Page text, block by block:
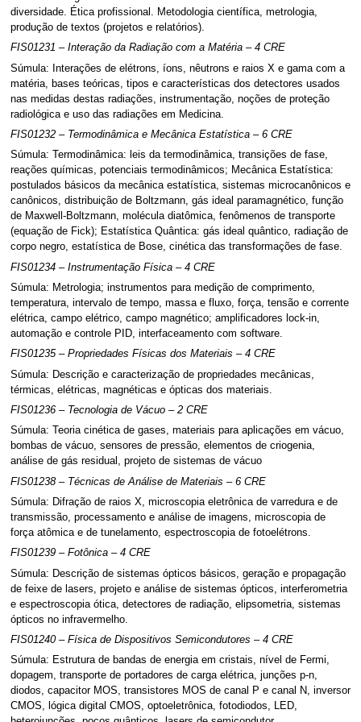
diversidade. Ética profissional. Metodologia científica, metrologia,
produção de textos (projetos e relatórios).
FIS01231 – Interação da Radiação com a Matéria – 4 CRE
Súmula: Interações de elétrons, íons, nêutrons e raios X e gama com a
matéria, bases teóricas, tipos e características dos detectores usados
nas medidas destas radiações, instrumentação, noções de proteção
radiológica e uso das radiações em Medicina.
FIS01232 – Termodinâmica e Mecânica Estatística – 6 CRE
Súmula: Termodinâmica: leis da termodinâmica, transições de fase,
reações químicas, potenciais termodinâmicos; Mecânica Estatística:
postulados básicos da mecânica estatística, sistemas microcanônicos e
canônicos, distribuição de Boltzmann, gás ideal paramagnético, função
de Maxwell-Boltzmann, molécula diatômica, fenômenos de transporte
(equação de Fick); Estatística Quântica: gás ideal quântico, radiação de
corpo negro, estatística de Bose, cinética das transformações de fase.
FIS01234 – Instrumentação Física – 4 CRE
Súmula: Metrologia; instrumentos para medição de comprimento,
temperatura, intervalo de tempo, massa e fluxo, força, tensão e corrente
elétrica, campo elétrico, campo magnético; amplificadores lock-in,
automação e controle PID, interfaceamento com software.
FIS01235 – Propriedades Físicas dos Materiais – 4 CRE
Súmula: Descrição e caracterização de propriedades mecânicas,
térmicas, elétricas, magnéticas e ópticas dos materiais.
FIS01236 – Tecnologia de Vácuo – 2 CRE
Súmula: Teoria cinética de gases, materiais para aplicações em vácuo,
bombas de vácuo, sensores de pressão, elementos de criogenia,
análise de gás residual, projeto de sistemas de vácuo
FIS01238 – Técnicas de Análise de Materiais – 6 CRE
Súmula: Difração de raios X, microscopia eletrônica de varredura e de
transmissão, processamento e análise de imagens, microscopia de
força atômica e de tunelamento, espectroscopia de fotoelétrons.
FIS01239 – Fotônica – 4 CRE
Súmula: Descrição de sistemas ópticos básicos, geração e propagação
de feixe de lasers, projeto e análise de sistemas ópticos, interferometria
e espectroscopia ótica, detectores de radiação, elipsometria, sistemas
ópticos no infravermelho.
FIS01240 – Física de Dispositivos Semicondutores – 4 CRE
Súmula: Estrutura de bandas de energia em cristais, nível de Fermi,
dopagem, transporte de portadores de carga elétrica, junções p-n,
diodos, capacitor MOS, transistores MOS de canal P e canal N, inversor
CMOS, lógica digital CMOS, optoeletrônica, fotodiodos, LED,